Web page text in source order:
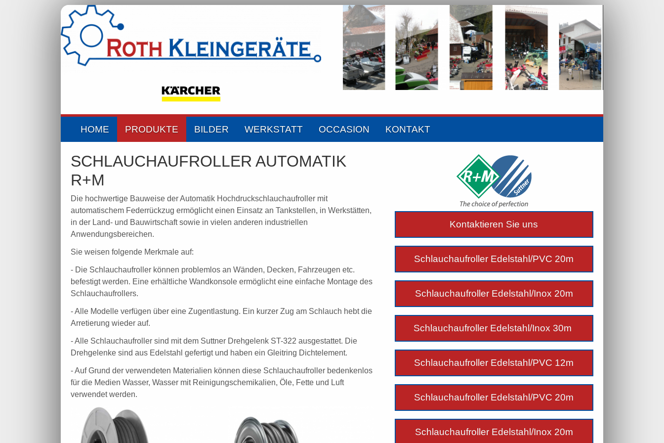
HOME PRODUKTE BILDER WERKSTATT OCCASION KONTAKT
SCHLAUCHAUFROLLER AUTOMATIK
R+M
Die hochwertige Bauweise der Automatik Hochdruckschlauchaufroller mit
automatischem Federrückzug ermöglicht einen Einsatz an Tankstellen, in Werkstätten,
in der Land- und Bauwirtschaft sowie in vielen anderen industriellen
Anwendungsbereichen.
Sie weisen folgende Merkmale auf:
- Die Schlauchaufroller können problemlos an Wänden, Decken, Fahrzeugen etc.
befestigt werden. Eine erhältliche Wandkonsole ermöglicht eine einfache Montage des
Schlauchaufrollers.
- Alle Modelle verfügen über eine Zugentlastung. Ein kurzer Zug am Schlauch hebt die
Arretierung wieder auf.
- Alle Schlauchaufroller sind mit dem Suttner Drehgelenk ST-322 ausgestattet. Die
Drehgelenke sind aus Edelstahl gefertigt und haben ein Gleitring Dichtelement.
- Auf Grund der verwendeten Materialien können diese Schlauchaufroller bedenkenlos
für die Medien Wasser, Wasser mit Reinigungschemikalien, Öle, Fette und Luft
verwendet werden.
Kontaktieren Sie uns
Schlauchaufroller Edelstahl/PVC 20m
Schlauchaufroller Edelstahl/Inox 20m
Schlauchaufroller Edelstahl/Inox 30m
Schlauchaufroller Edelstahl/PVC 12m
Schlauchaufroller Edelstahl/PVC 20m
Schlauchaufroller Edelstahl/Inox 20m